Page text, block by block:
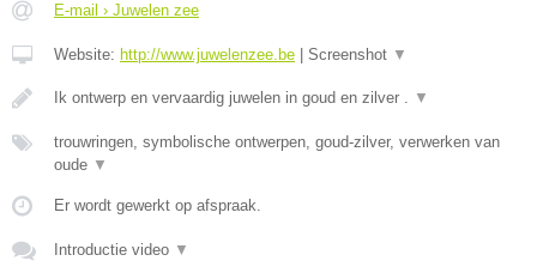
E-mail › Juwelen zee
Website: http://www.juwelenzee.be Screenshot ▼
Ik ontwerp en vervaardig juwelen in goud en zilver . ▼
trouwringen, symbolische ontwerpen, goud-zilver, verwerken van
oude ▼
Er wordt gewerkt op afspraak.
Introductie video ▼